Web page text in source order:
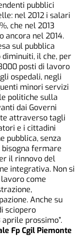
pubblici
nel 2012 i salari
che nel 2013
ancora nel 2014.
sul pubblica
diminuiti, il che, per
posti di lavoro
ospedali, negli
minori servizi
politiche sulla
dai Governi
attraverso tagli
e i cittadini
pubblica, senza
fermare
il rinnovo del
integrativa. Non si
come
Anche su
sciopero
prossimo”.
Fp Cgil Piemonte